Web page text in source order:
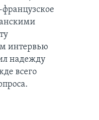
интервью
надежду
всего